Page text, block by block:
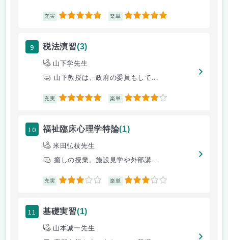
充実 5 楽単 5
9 税法演習(3)
山下学先生
山下教授は、政府の委員もして...
充実 5 楽単 4
10 福祉臨床心理学特論(1)
米田弘枝先生
癒しの授業。施設見学や外部講...
充実 3 楽単 3
11 基礎実習(1)
山本誠一先生